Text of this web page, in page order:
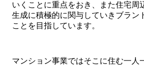
いくことに重点をおき、また住宅周
生成に積極的に関与していきブラン
ことを目指しています。
マンション事業ではそこに住む一人